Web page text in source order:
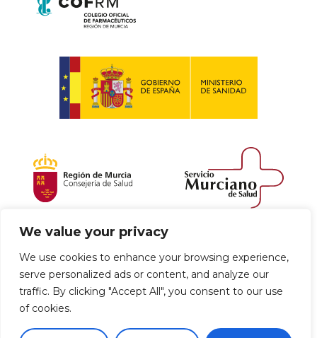
We value your privacy
We use cookies to enhance your browsing experience,
serve personalized ads or content, and analyze our
traffic. By clicking "Accept All", you consent to our use
of cookies.
Política de envío y devoluciones
Política de privacidad Uso de cookies